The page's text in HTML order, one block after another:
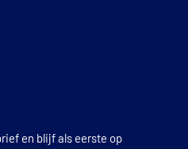
en blijf als eerste op